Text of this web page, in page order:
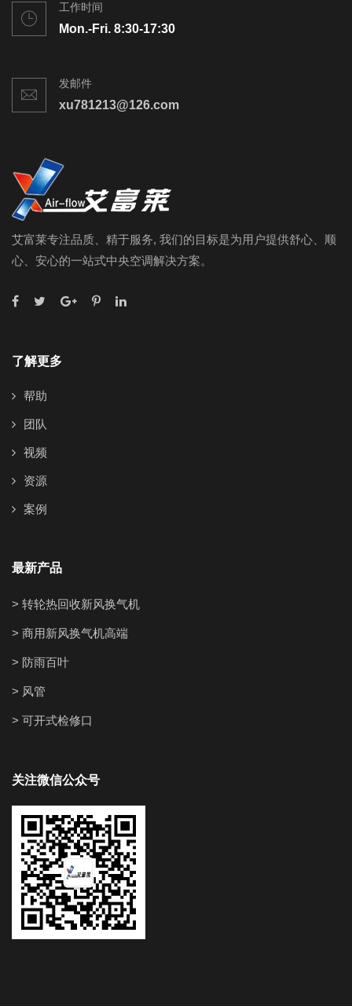
工作时间
Mon.-Fri. 8:30-17:30
发邮件
xu781213@126.com
艾富莱专注品质、精于服务, 我们的目标是为用户提供舒心、顺
心、安心的一站式中央空调解决方案。
了解更多
帮助
团队
视频
资源
案例
最新产品
> 转轮热回收新风换气机
> 商用新风换气机高端
> 防雨百叶
> 风管
> 可开式检修口
关注微信公众号